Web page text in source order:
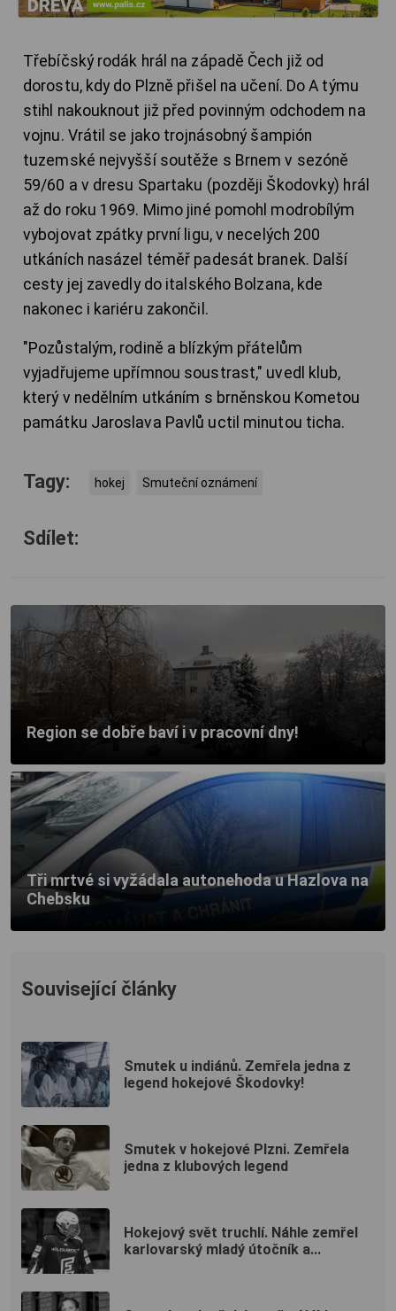
Třebíčský rodák hrál na západě Čech již od
dorostu, kdy do Plzně přišel na učení. Do A týmu
stihl nakouknout již před povinným odchodem na
vojnu. Vrátil se jako trojnásobný šampión
tuzemské nejvyšší soutěže s Brnem v sezóně
59/60 a v dresu Spartaku (později Škodovky) hrál
až do roku 1969. Mimo jiné pomohl modrobílým
vybojovat zpátky první ligu, v necelých 200
utkáních nasázel téměř padesát branek. Další
cesty jej zavedly do italského Bolzana, kde
nakonec i kariéru zakončil.
"Pozůstalým, rodině a blízkým přátelům
vyjadřujeme upřímnou soustrast," uvedl klub,
který v nedělním utkáním s brněnskou Kometou
památku Jaroslava Pavlů uctil minutou ticha.
Tagy: hokej Smuteční oznámení
Sdílet:
Region se dobře baví i v pracovní dny!
Tři mrtvé si vyžádala autonehoda u Hazlova na
Chebsku
Související články
Smutek u indiánů. Zemřela jedna z
legend hokejové Škodovky!
Smutek v hokejové Plzni. Zemřela
jedna z klubových legend
Hokejový svět truchlí. Náhle zemřel
karlovarský mladý útočník a...